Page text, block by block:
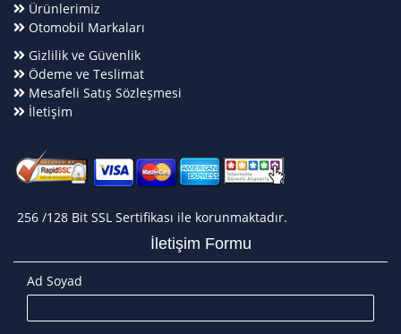
Ürünlerimiz
Otomobil Markaları
Gizlilik ve Güvenlik
Ödeme ve Teslimat
Mesafeli Satış Sözleşmesi
İletişim
256 /128 Bit SSL Sertifikası ile korunmaktadır.
İletişim Formu
Ad Soyad